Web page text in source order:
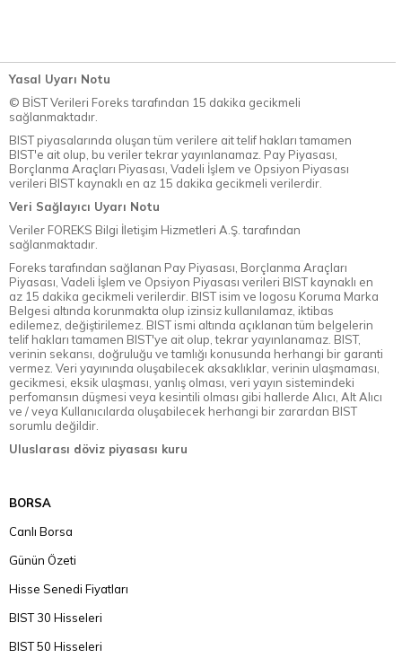
Yasal Uyarı Notu
© BİST Verileri Foreks tarafından 15 dakika gecikmeli
sağlanmaktadır.
BIST piyasalarında oluşan tüm verilere ait telif hakları tamamen
BIST'e ait olup, bu veriler tekrar yayınlanamaz. Pay Piyasası,
Borçlanma Araçları Piyasası, Vadeli İşlem ve Opsiyon Piyasası
verileri BIST kaynaklı en az 15 dakika gecikmeli verilerdir.
Veri Sağlayıcı Uyarı Notu
Veriler FOREKS Bilgi İletişim Hizmetleri A.Ş. tarafından
sağlanmaktadır.
Foreks tarafından sağlanan Pay Piyasası, Borçlanma Araçları
Piyasası, Vadeli İşlem ve Opsiyon Piyasası verileri BIST kaynaklı en
az 15 dakika gecikmeli verilerdir. BIST isim ve logosu Koruma Marka
Belgesi altında korunmakta olup izinsiz kullanılamaz, iktibas
edilemez, değiştirilemez. BIST ismi altında açıklanan tüm belgelerin
telif hakları tamamen BIST'ye ait olup, tekrar yayınlanamaz. BIST,
verinin sekansı, doğruluğu ve tamlığı konusunda herhangi bir garanti
vermez. Veri yayınında oluşabilecek aksaklıklar, verinin ulaşmaması,
gecikmesi, eksik ulaşması, yanlış olması, veri yayın sistemindeki
perfomansın düşmesi veya kesintili olması gibi hallerde Alıcı, Alt Alıcı
ve / veya Kullanıcılarda oluşabilecek herhangi bir zarardan BIST
sorumlu değildir.
Uluslarası döviz piyasası kuru
BORSA
Canlı Borsa
Günün Özeti
Hisse Senedi Fiyatları
BIST 30 Hisseleri
BIST 50 Hisseleri